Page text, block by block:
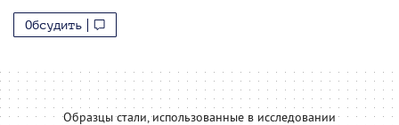
Обсудить
Образцы стали, использованные в исследовании